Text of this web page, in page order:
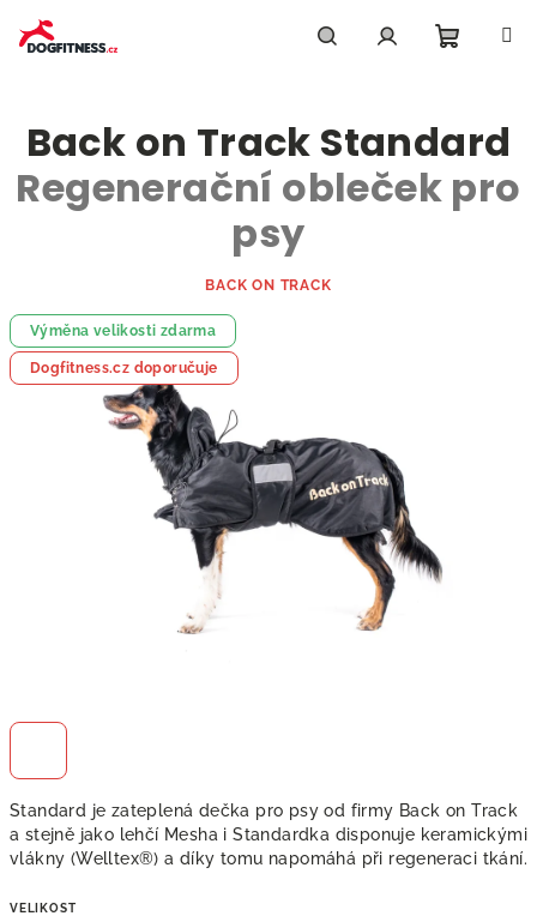
obsah
košík
Standard je zateplená dečka pro psy od firmy Back on Track
a stejně jako lehčí Mesha i Standardka disponuje keramickými
vlákny (Welltex®) a díky tomu napomáhá při regeneraci tkání.
VELIKOST
Back on Track Standard
Regenerační obleček pro
psy
BACK ON TRACK
Výměna velikosti zdarma
Dogfitness.cz doporučuje